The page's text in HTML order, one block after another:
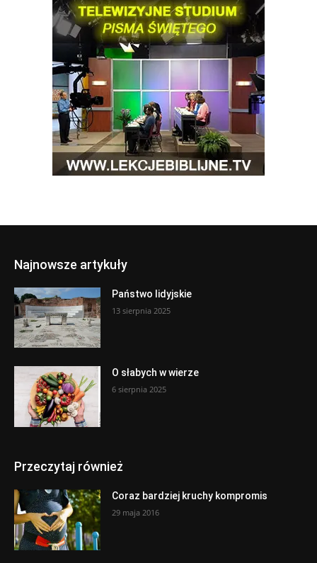
Najnowsze artykuły
Państwo lidyjskie
13 sierpnia 2025
O słabych w wierze
6 sierpnia 2025
Przeczytaj również
Coraz bardziej kruchy kompromis
29 maja 2016